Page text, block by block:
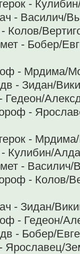
-
- Василич/
Колов/
- Бобер/
- Мрдима/
- Зидан/
-
-
- Кулибин/
- Василич/
- Колов/
- Зидан/
- Гедеон/
- Бобер/
Ярославец/